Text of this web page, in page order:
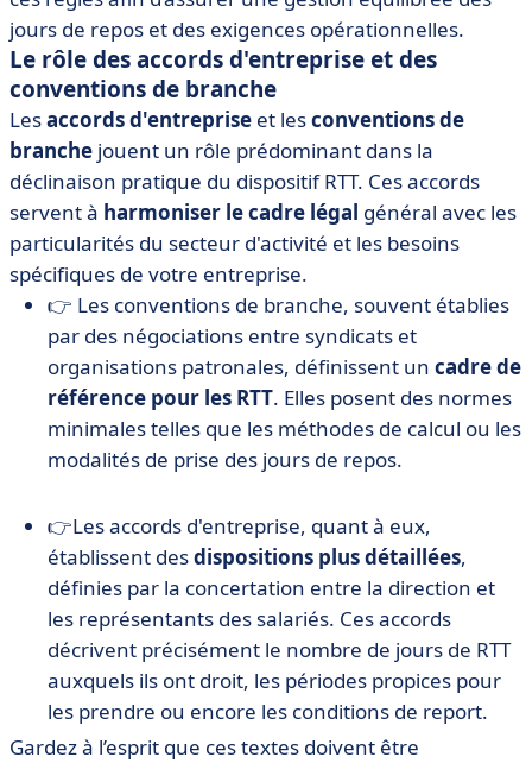
jours de repos et des exigences opérationnelles.
Le rôle des accords d'entreprise et des
conventions de branche
Lesaccords d'entreprise et lesconventions de
branche jouent un rôle prédominant dans la
déclinaison pratique du dispositif RTT. Ces accords
servent à harmoniser le cadre légal général avec les
particularités du secteur d'activité et les besoins
spécifiques de votre entreprise.
👉 Les conventions de branche, souvent établies
par des négociations entre syndicats et
organisations patronales, définissent un cadre de
référence pour les RTT. Elles posent des normes
minimales telles que les méthodes de calcul ou les
modalités de prise des jours de repos.
👉Les accords d'entreprise, quant à eux,
établissent desdispositions plus détaillées,
définies par la concertation entre la direction et
les représentants des salariés. Ces accords
décrivent précisément le nombre de jours de RTT
auxquels ils ont droit, les périodes propices pour
les prendre ou encore les conditions de report.
Gardez à l’esprit que ces textes doivent être